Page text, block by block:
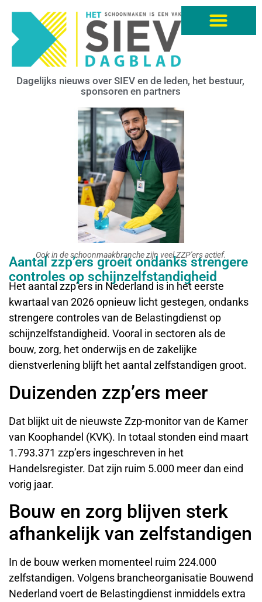
Dagelijks nieuws over SIEV en de leden, het bestuur,
sponsoren en partners
Ook in de schoonmaakbranche zijn veel ZZP'ers actief.
Aantal zzp’ers groeit ondanks strengere
controles op schijnzelfstandigheid
Het aantal zzp’ers in Nederland is in het eerste
kwartaal van 2026 opnieuw licht gestegen, ondanks
strengere controles van de Belastingdienst op
schijnzelfstandigheid. Vooral in sectoren als de
bouw, zorg, het onderwijs en de zakelijke
dienstverlening blijft het aantal zelfstandigen groot.
Duizenden zzp’ers meer
Dat blijkt uit de nieuwste Zzp-monitor van de Kamer
van Koophandel (KVK). In totaal stonden eind maart
1.793.371 zzp’ers ingeschreven in het
Handelsregister. Dat zijn ruim 5.000 meer dan eind
vorig jaar.
Bouw en zorg blijven sterk
afhankelijk van zelfstandigen
In de bouw werken momenteel ruim 224.000
zelfstandigen. Volgens brancheorganisatie Bouwend
Nederland voert de Belastingdienst inmiddels extra